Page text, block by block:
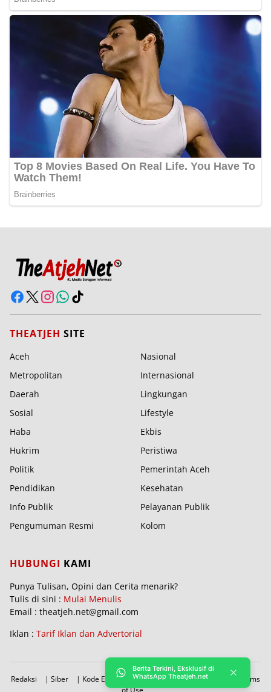
THEATJEH SITE
Aceh
Nasional
Metropolitan
Internasional
Daerah
Lingkungan
Sosial
Lifestyle
Haba
Ekbis
Hukrim
Peristiwa
Politik
Pemerintah Aceh
Pendidikan
Kesehatan
Info Publik
Pelayanan Publik
Pengumuman Resmi
Kolom
HUBUNGI KAMI
Punya Tulisan, Opini dan Cerita menarik?
Tulis di sini : Mulai Menulis
Email : theatjeh.net@gmail.com
Iklan : Tarif Iklan dan Advertorial
Redaksi | Siber | Kode Etik | PBRA |Donasi |Sitemap |
Terms
of Use
Berita Terkini, Eksklusif di
WhatsApp Theatjeh.net